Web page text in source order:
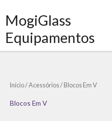
para
conteúdo
MogiGlass
Equipamentos
Início/Acessórios/ Blocos Em V
Blocos Em V